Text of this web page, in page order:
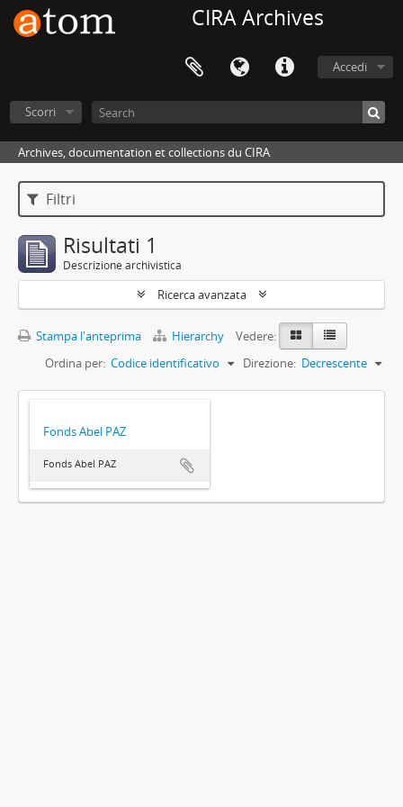
CIRA Archives
Accedi
Scorri
Archives, documentation et collections du CIRA
Filtri
Risultati 1
Descrizione archivistica
Ricerca avanzata
Stampa l'anteprima Hierarchy
Vedere:
Ordina per: Codice identificativo Direzione: Decrescente
Fonds Abel PAZ
Fonds Abel PAZ